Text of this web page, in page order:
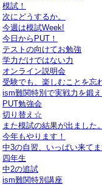
模試！
次にどうするか。
今週は模試Week!
今日からPUT！
テストの向けてお勉強
学力だけではない力
オンライン説明会
受験でも、楽しむことを忘
ism難関特別で実戦力を鍛え
PUT勉強会
切り替え☆
また模試の結果が出ました。
今年もやります！
中3の自習、いっぱい来てま
四年生
中2の追試
ism難関特別講座